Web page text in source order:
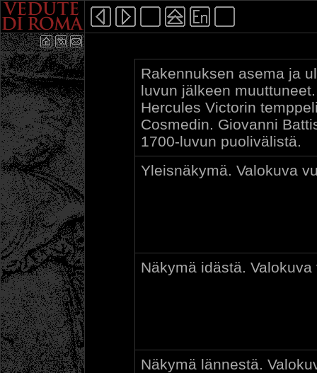
Rakennuksen asema ja
luvun jälkeen
Hercules Victorin
Cosmedin. Giovanni
1700-luvun puolivälistä.
Yleisnäkymä. Valokuva
Näkymä idästä.
Näkymä lännestä.